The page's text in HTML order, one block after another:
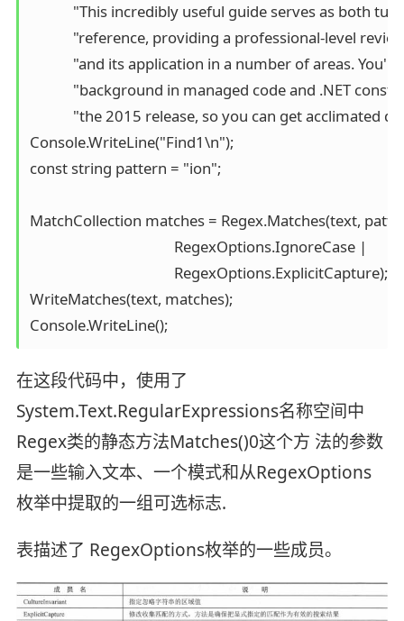
"This incredibly useful guide serves as both
"reference, providing a professional-level
"and its application in a number of areas. You'll
"background in managed code and .NET
"the 2015 release, so you can get acclimated
Console.WriteLine("Find1\n");
const string pattern = "ion";
MatchCollection matches = Regex.Matches(text,
                                        RegexOptions.IgnoreCase |
                                        RegexOptions.ExplicitCapture);
WriteMatches(text, matches);
Console.WriteLine();
在这段代码中，使用了
System.Text.RegularExpressions名称空间中
Regex类的静态方法Matches()0这个方 法的参数
是一些输入文本、一个模式和从RegexOptions
枚举中提取的一组可选标志.
表描述了 RegexOptions枚举的一些成员。